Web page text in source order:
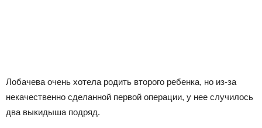
Лобачева очень хотела родить второго ребенка, но из-за
некачественно сделанной первой операции, у нее случилось
два выкидыша подряд.